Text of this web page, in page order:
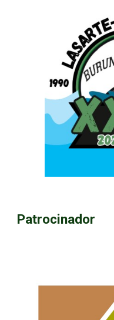
Patrocinador